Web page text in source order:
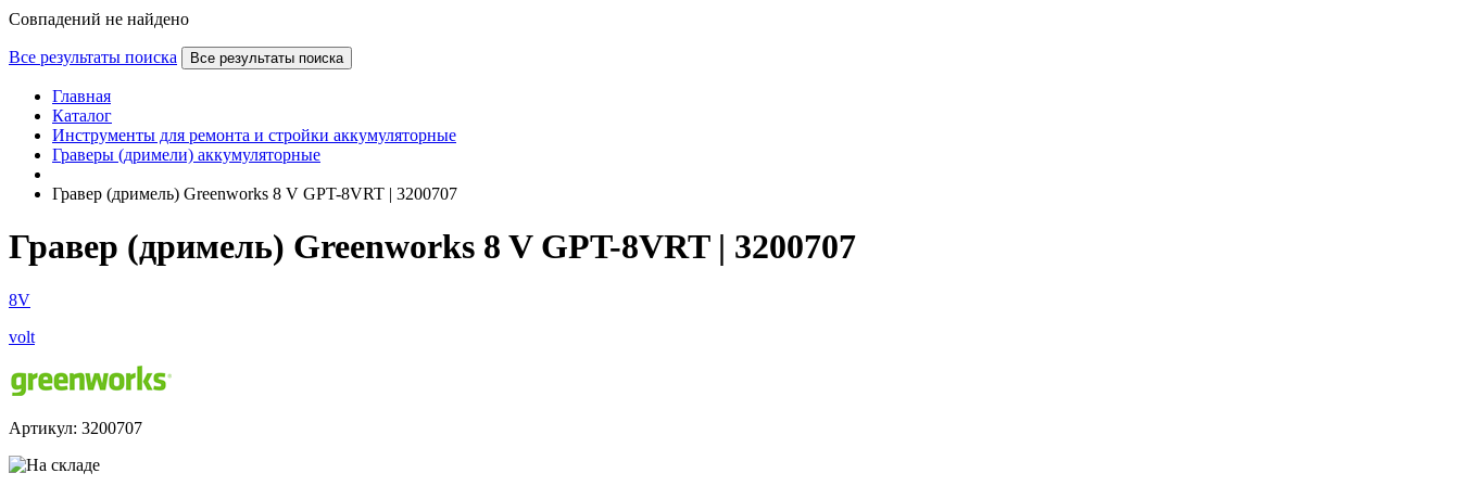
Совпадений не найдено
Все результаты поиска Все результаты поиска
Главная
Каталог
Инструменты для ремонта и стройки аккумуляторные
Граверы (дримели) аккумуляторные
Гравер (дримель) Greenworks 8 V GPT-8VRT | 3200707
Гравер (дримель) Greenworks 8 V GPT-8VRT | 3200707
8V
volt
Артикул: 3200707